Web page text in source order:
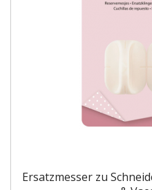
Ersatzmesser zu